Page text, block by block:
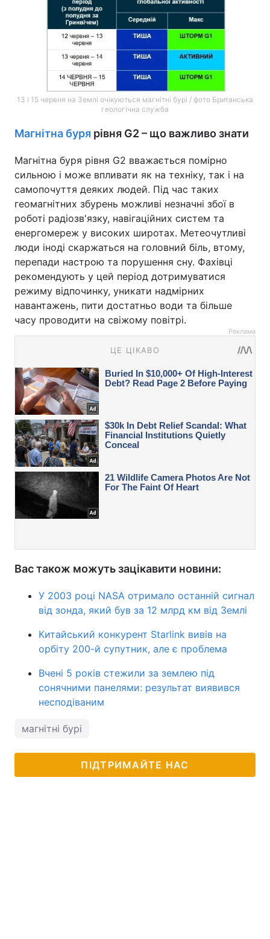
13 і 15 червня на Землі очікуються магнітні бурі / фото Британська
геологічна служба
Магнітна буря рівня G2 – що важливо знати
Магнітна буря рівня G2 вважається помірно
сильною і може впливати як на техніку, так і на
самопочуття деяких людей. Під час таких
геомагнітних збурень можливі незначні збої в
роботі радіозв'язку, навігаційних систем та
енергомереж у високих широтах. Метеочутливі
люди іноді скаржаться на головний біль, втому,
перепади настрою та порушення сну. Фахівці
рекомендують у цей період дотримуватися
режиму відпочинку, уникати надмірних
навантажень, пити достатньо води та більше
часу проводити на свіжому повітрі.
Реклама
Вас також можуть зацікавити новини:
У 2003 році NASA отримало останній сигнал
від зонда, який був за 12 млрд км від Землі
Китайський конкурент Starlink вивів на
орбіту 200-й супутник, але є проблема
Вчені 5 років стежили за землею під
сонячними панелями: результат виявився
несподіваним
магнітні бурі
ПІДТРИМАЙТЕ НАС